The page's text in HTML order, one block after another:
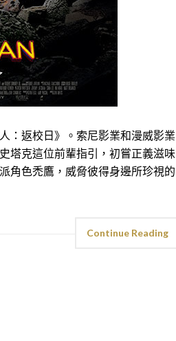
返校日》。索尼影業和漫威影業
塔克這位前輩指引，初嘗正義滋味
角色禿鷹，威脅彼得身邊所珍視的
Continue Reading